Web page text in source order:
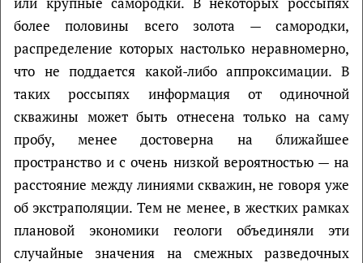
более половины всего золота — самородки,
распределение которых настолько неравномерно,
что не поддается какой-либо аппроксимации. В
таких россыпях информация от одиночной
скважины может быть отнесена только на саму
пробу, менее достоверна на ближайшее
пространство и с очень низкой вероятностью — на
расстояние между линиями скважин, не говоря уже
об экстраполяции. Тем не менее, в жестких рамках
плановой экономики геологи объединяли эти
случайные значения на смежных разведочных